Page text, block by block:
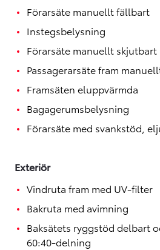
Förarsäte manuellt fällbart
Instegsbelysning
Förarsäte manuellt skjutbart
Passagerarsäte fram
Framsäten eluppvärmda
Bagagerumsbelysning
Förarsäte med svankstöd,
Exteriör
Vindruta fram med UV-filter
Bakruta med avimning
Baksätets ryggstöd delbart
60:40-delning